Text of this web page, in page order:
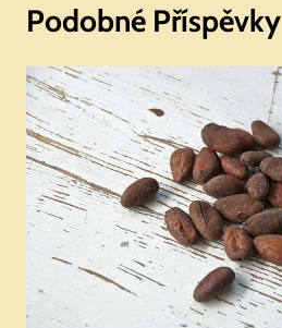
Podobné Příspěvky